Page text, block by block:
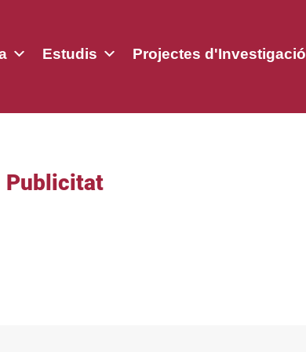
Estudis Projectes d'Investigació
Publicitat